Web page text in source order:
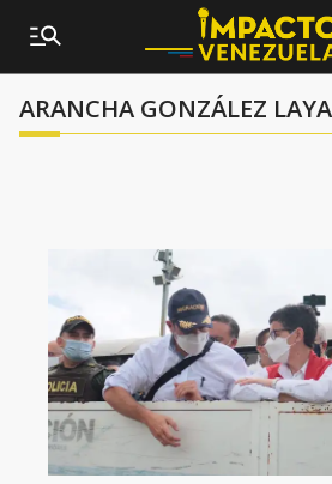
ARANCHA GONZÁLEZ LAYA